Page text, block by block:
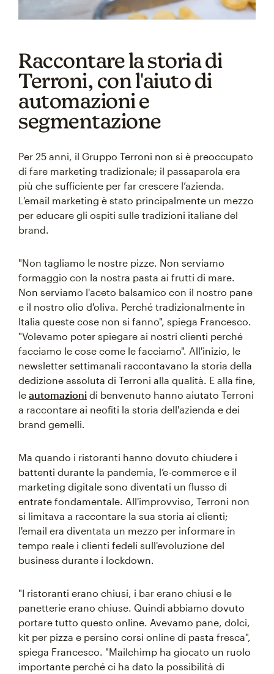
Raccontare la storia di
Terroni, con l'aiuto di
automazioni e
segmentazione
Per 25 anni, il Gruppo Terroni non si è preoccupato
di fare marketing tradizionale; il passaparola era
più che sufficiente per far crescere l’azienda.
L'email marketing è stato principalmente un mezzo
per educare gli ospiti sulle tradizioni italiane del
brand.
"Non tagliamo le nostre pizze. Non serviamo
formaggio con la nostra pasta ai frutti di mare.
Non serviamo l'aceto balsamico con il nostro pane
e il nostro olio d'oliva. Perché tradizionalmente in
Italia queste cose non si fanno", spiega Francesco.
"Volevamo poter spiegare ai nostri clienti perché
facciamo le cose come le facciamo". All'inizio, le
newsletter settimanali raccontavano la storia della
dedizione assoluta di Terroni alla qualità. E alla fine,
le automazioni di benvenuto hanno aiutato Terroni
a raccontare ai neofiti la storia dell'azienda e dei
brand gemelli.
Ma quando i ristoranti hanno dovuto chiudere i
battenti durante la pandemia, l’e-commerce e il
marketing digitale sono diventati un flusso di
entrate fondamentale. All'improvviso, Terroni non
si limitava a raccontare la sua storia ai clienti;
l'email era diventata un mezzo per informare in
tempo reale i clienti fedeli sull'evoluzione del
business durante i lockdown.
"I ristoranti erano chiusi, i bar erano chiusi e le
panetterie erano chiuse. Quindi abbiamo dovuto
portare tutto questo online. Avevamo pane, dolci,
kit per pizza e persino corsi online di pasta fresca",
spiega Francesco. "Mailchimp ha giocato un ruolo
importante perché ci ha dato la possibilità di